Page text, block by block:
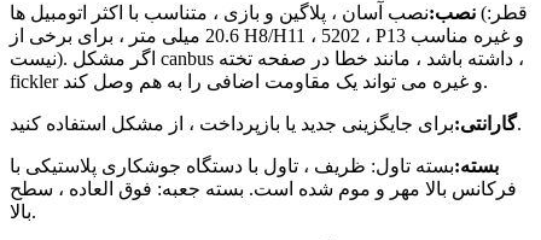
نصب:نصب آسان ، پلاگین و بازی ، متناسب با اکثر اتومبیل ها (قطر:
20.6 میلی متر ، برای برخی از H8/H11 ، 5202 ، P13 و غیره مناسب
نیست). اگر مشکل canbus داشته باشد ، مانند خطا در صفحه تخته ،
fickler و غیره می تواند یک مقاومت اضافی را به هم وصل کند.
گارانتی:برای جایگزینی جدید یا بازپرداخت ، از مشکل استفاده کنید.
بسته:بسته تاول: ظریف ، تاول با دستگاه جوشکاری پلاستیکی با
فرکانس بالا مهر و موم شده است. بسته جعبه: فوق العاده ، سطح
بالا.